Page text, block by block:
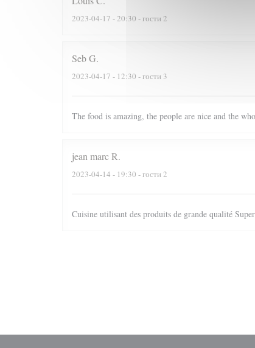
2023-04-17 - 20:30 - гости 2
SebG
2023-04-17 - 12:30 - гости 3
The food is amazing, the people are nice and the
jean marcR
2023-04-14 - 19:30 - гости 2
Cuisine utilisant des produits de grande qualité